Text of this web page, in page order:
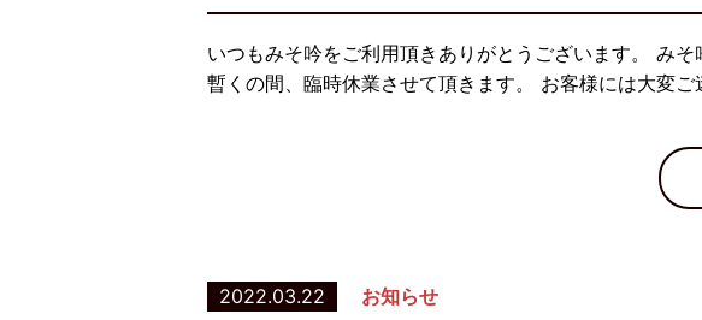
いつもみそ吟をご利用頂きありがとうございます。 み
暫くの間、臨時休業させて頂きます。 お客様には大変
2022.03.22 お知らせ